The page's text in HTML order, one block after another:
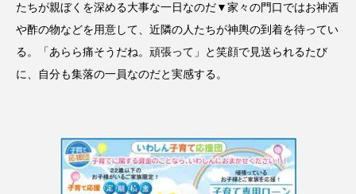
たちが親ぼくを深める大事な一日なのだ▼家々の門口ではお神酒
や酢の物などを用意して、近隣の人たちが神輿の到着を待ってい
る。「あらら痛そうだね。頑張って」と笑顔で見送られるたび
に、自分も集落の一員なのだと実感する。